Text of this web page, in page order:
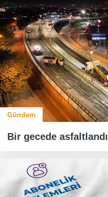
Gündem
Bir gecede asfaltlandı